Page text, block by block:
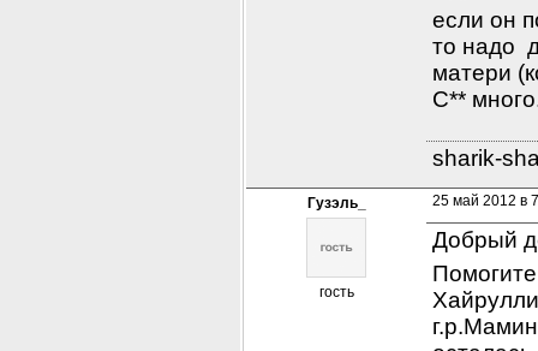
если он
то надо
матери
С**
sharik-
Гузэль_
гость
25 май 2012 в
Добрый